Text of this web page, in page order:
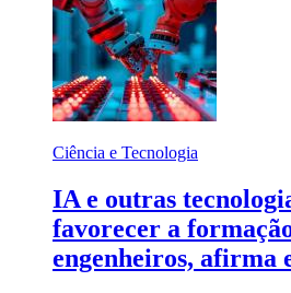
Ciência e Tecnologia
IA e outras
favorecer a
engenheiros, afirma